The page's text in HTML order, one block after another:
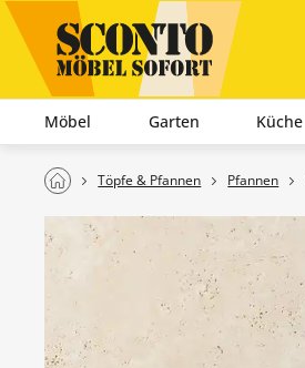
Möbel Garten Küche
Töpfe & Pfannen Pfannen